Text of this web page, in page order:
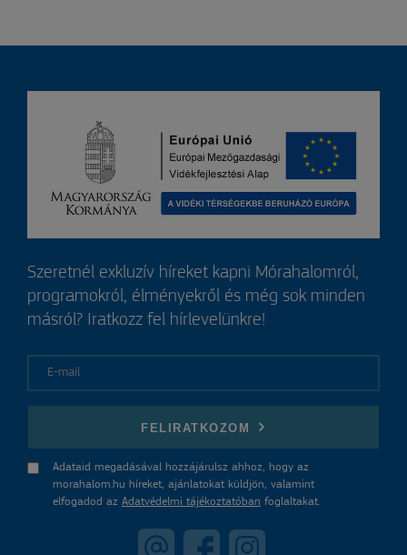
Szeretnél exkluzív híreket kapni Mórahalomról,
programokról, élményekről és még sok minden
másról? Iratkozz fel hírlevelünkre!
FELIRATKOZOM
Adataid megadásával hozzájárulsz ahhoz, hogy az
morahalom.hu híreket, ajánlatokat küldjön, valamint
elfogadod az Adatvédelmi tájékoztatóban foglaltakat.